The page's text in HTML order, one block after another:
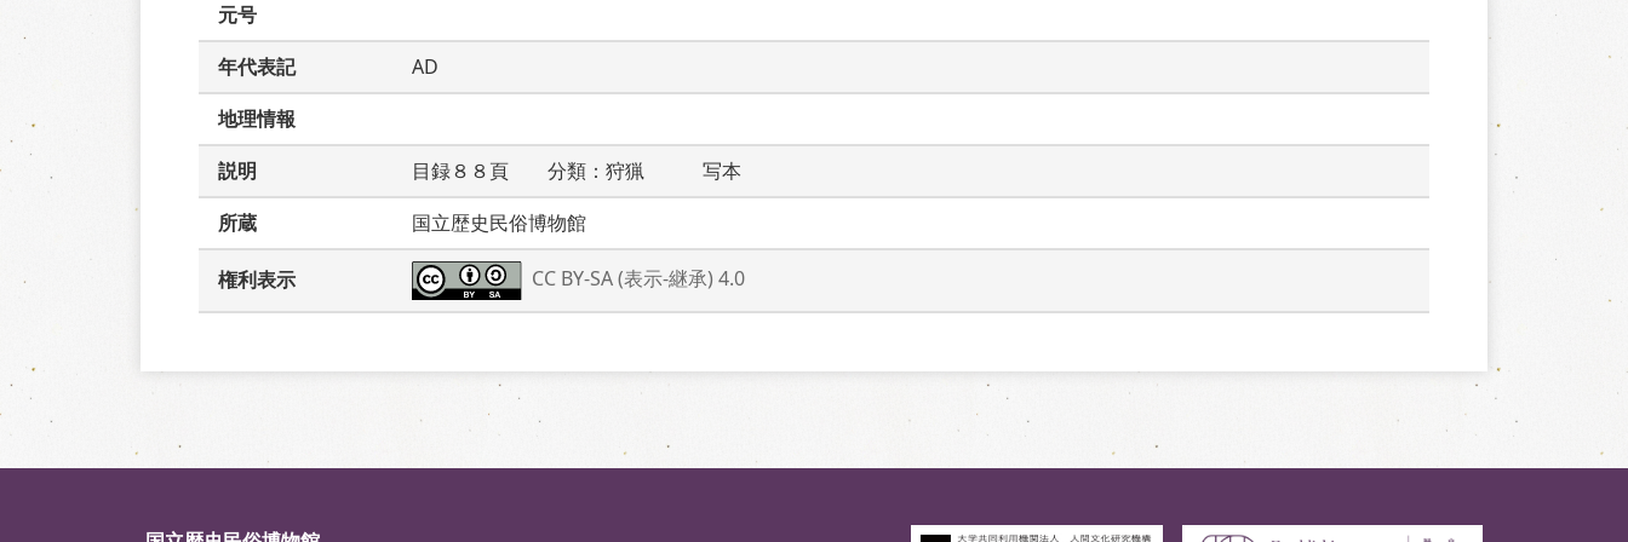
元号
年代表記
AD
地理情報
説明
目録８８頁　　分類：狩猟　　　写本
所蔵
国立歴史民俗博物館
権利表示 CC BY-SA (表示-継承) 4.0